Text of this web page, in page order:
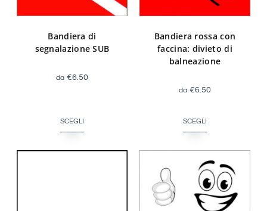
Bandiera di
segnalazione SUB
€6.50
SCEGLI
Bandiera rossa con
faccina: divieto di
balneazione
€6.50
SCEGLI